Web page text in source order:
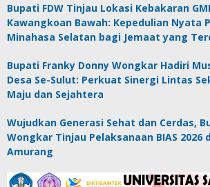
Bupati FDW Tinjau Lokasi Kebakaran
Kawangkoan Bawah: Kepedulian Nyata
Minahasa Selatan bagi Jemaat yang
Bupati Franky Donny Wongkar Hadiri
Desa Se-Sulut: Perkuat Sinergi Lintas
Maju dan Sejahtera
Wujudkan Generasi Sehat dan Cerdas,
Wongkar Tinjau Pelaksanaan BIAS 2026
Amurang